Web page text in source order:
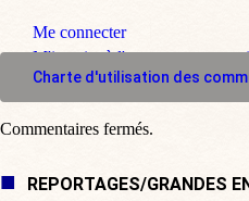
Me connecter
M'inscrire à l'espace
Charte d'utilisation des
Commentaires fermés.
REPORTAGES/GRANDES